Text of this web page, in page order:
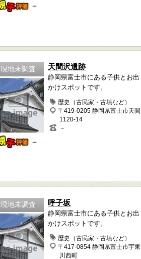
－
現地未調査
－
天間沢遺跡
静岡県富士市にある子供とお出
かけスポットです。
歴史（古民家・古墳など）
〒419-0205 静岡県富士市天間
1120-14
－
現地未調査 呼子坂
静岡県富士市にある子供とお出
かけスポットです。
歴史（古民家・古墳など）
〒417-0854 静岡県富士市宇東
川西町